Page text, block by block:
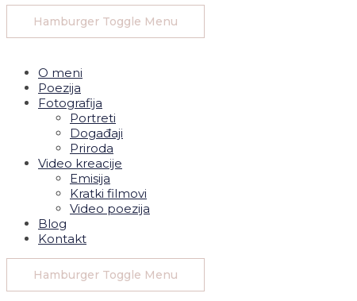
Hamburger Toggle Menu
O meni
Poezija
Fotografija
Portreti
Događaji
Priroda
Video kreacije
Emisija
Kratki filmovi
Video poezija
Blog
Kontakt
Hamburger Toggle Menu